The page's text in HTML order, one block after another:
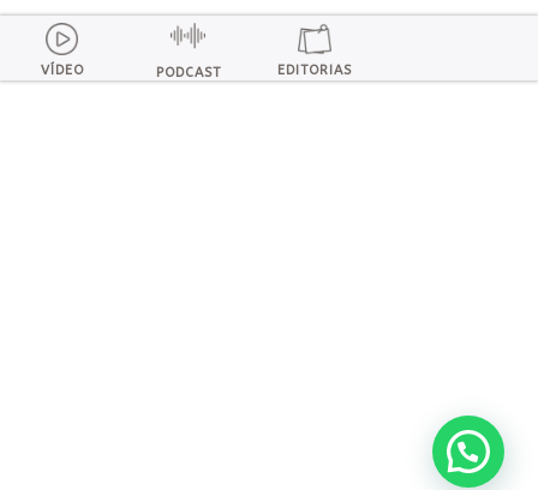
VÍDEO PODCAST EDITORIAS